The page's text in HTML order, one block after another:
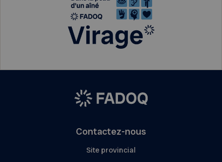
Contactez-nous
Site provincial